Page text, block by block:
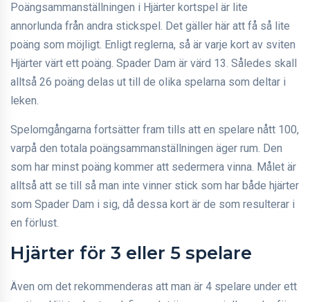
Poängsammanställningen i Hjärter kortspel är lite
annorlunda från andra stickspel. Det gäller här att få så lite
poäng som möjligt. Enligt reglerna, så är varje kort av sviten
Hjärter värt ett poäng. Spader Dam är värd 13. Således skall
alltså 26 poäng delas ut till de olika spelarna som deltar i
leken.
Spelomgångarna fortsätter fram tills att en spelare nått 100,
varpå den totala poängsammanställningen äger rum. Den
som har minst poäng kommer att sedermera vinna. Målet är
alltså att se till så man inte vinner stick som har både hjärter
som Spader Dam i sig, då dessa kort är de som resulterar i
en förlust.
Hjärter för 3 eller 5 spelare
Även om det rekommenderas att man är 4 spelare under ett